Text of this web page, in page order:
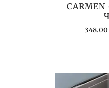
348.00